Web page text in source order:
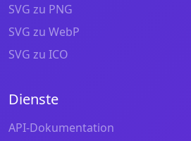
SVG zu PNG
SVG zu WebP
SVG zu ICO
Dienste
API-Dokumentation